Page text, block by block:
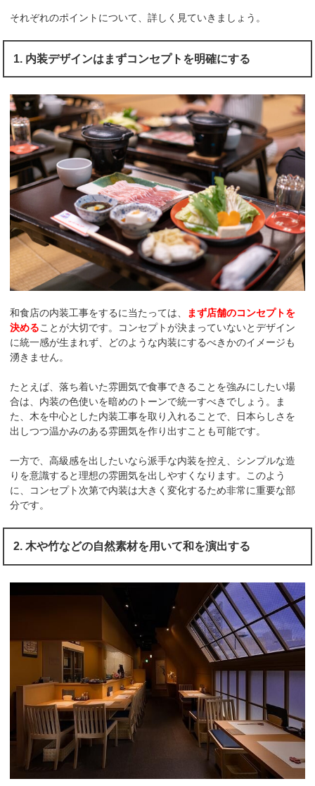
それぞれのポイントについて、詳しく見ていきましょう。
1. 内装デザインはまずコンセプトを明確にする
和食店の内装工事をするに当たっては、
まず店舗のコンセプトを
決めることが大切です。コンセプトが決まっていないとデザイン
に統一感が生まれず、どのような内装にするべきかのイメージも
湧きません。
たとえば、落ち着いた雰囲気で食事できることを強みにしたい場
合は、内装の色使いを暗めのトーンで統一すべきでしょう。ま
た、木を中心とした内装工事を取り入れることで、日本らしさを
出しつつ温かみのある雰囲気を作り出すことも可能です。
一方で、高級感を出したいなら派手な内装を控え、シンプルな造
りを意識すると理想の雰囲気を出しやすくなります。このよう
に、コンセプト次第で内装は大きく変化するため非常に重要な部
分です。
2. 木や竹などの自然素材を用いて和を演出する